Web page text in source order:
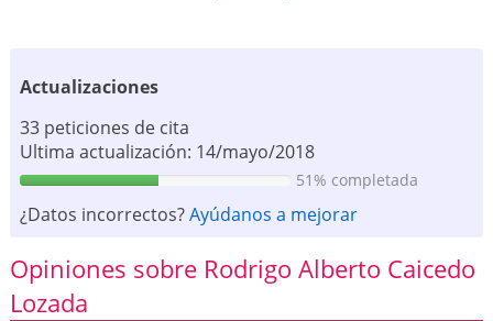
Actualizaciones
33 peticiones de cita
Ultima actualización: 14/mayo/2018
51% completada
¿Datos incorrectos?Ayúdanos a mejorar
Opiniones sobre Rodrigo Alberto Caicedo
Lozada